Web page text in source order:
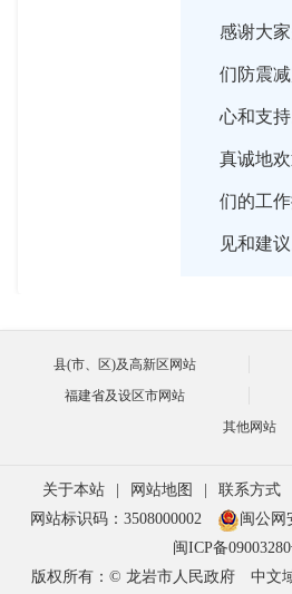
感谢大
们防震
心和支
真诚地
们的工
见和建

2017-
会地震？
的地震？
我们龙
县(市、区)及高新区网站
福建省及设区市网站
其他网站
关于本站 网站地图 联系方式
网站标识码：3508000002
闽公网
闽ICP备
版权所有：© 龙岩市人民政府
中文